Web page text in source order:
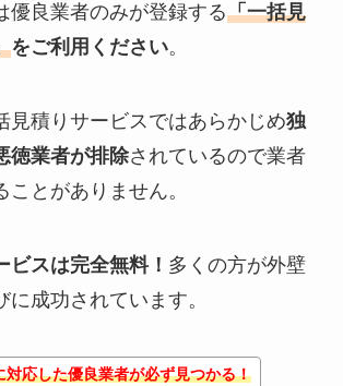
優良業者のみが登録する「一括見
をご利用ください。
見積りサービスではあらかじめ独
徳業者が排除されているので業者
とがありません。
ビスは完全無料！ 多くの方が外壁
成功されています。
対応した優良業者が必ず見つかる！